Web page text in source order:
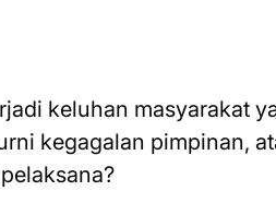
keluhan masyarakat
kegagalan pimpinan,